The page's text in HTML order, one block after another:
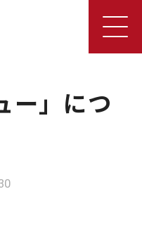
ー」につ